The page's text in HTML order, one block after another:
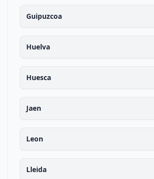
Guipuzcoa
Huelva
Huesca
Jaen
Leon
Lleida